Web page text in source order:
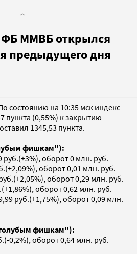
ММВБ открылся
предыдущего дня
состоянию на 10:35 мск индекс
пункта (0,55%) к закрытию
1345,53 пункта.
фишкам"):
руб.(+3%), оборот 0 млн. руб.
оборот 0,01 млн. руб.
оборот 0,29 млн. руб.
оборот 0,62 млн. руб.
руб.(+1,75%), оборот 0,09 млн.
фишкам"):
0,2%), оборот 0,64 млн. руб.